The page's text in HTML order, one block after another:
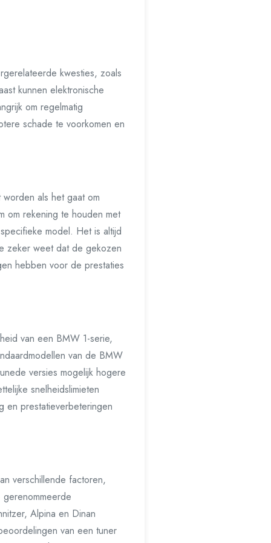
kwesties, zoals
kunnen elektronische
om regelmatig
schade te voorkomen en
als het gaat om
om rekening te houden met
model. Het is altijd
zeker weet dat de gekozen
hebben voor de prestaties
van een BMW 1-serie,
van de BMW
versies mogelijk hogere
snelheidslimieten
en prestatieverbeteringen
verschillende factoren,
Alpina en Dinan
van een tuner